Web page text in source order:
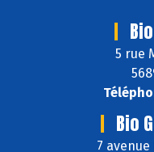
5 rue
Bio
7